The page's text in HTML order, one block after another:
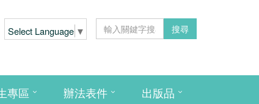
Select Language ▼ 搜尋
專區 辦法表件 出版品